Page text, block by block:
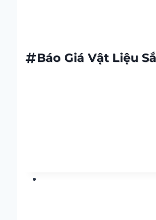
Báo Giá Vật Liệu